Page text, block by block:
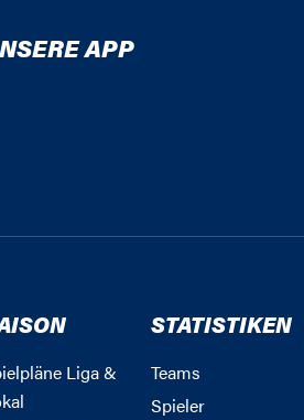
APP
Liga &
STATISTIKEN
Teams
Spieler